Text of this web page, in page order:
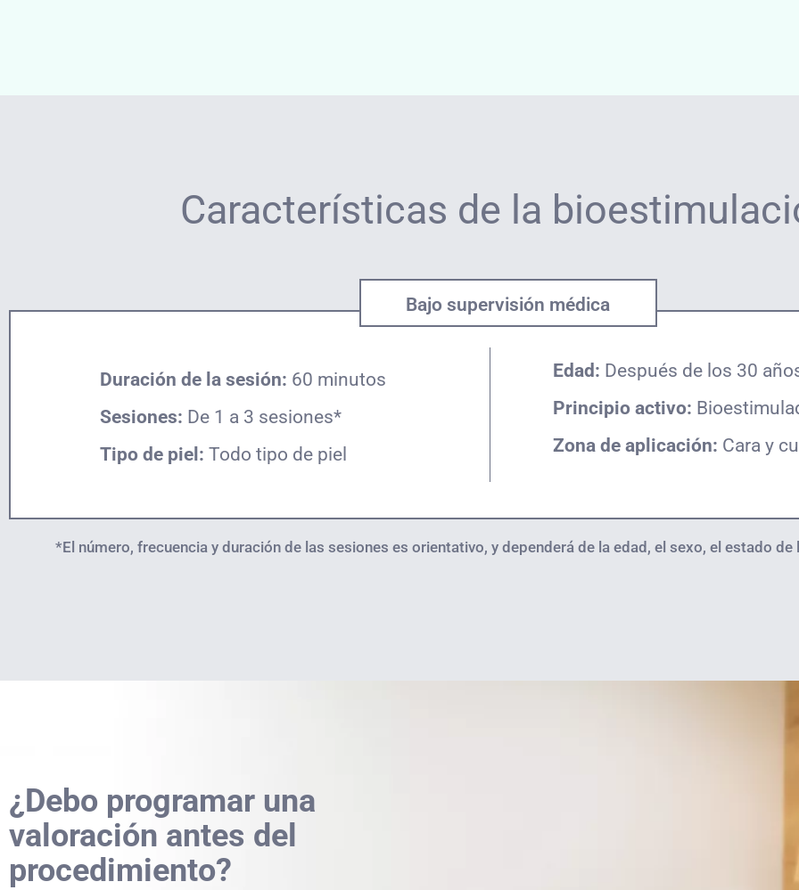
Características de la
Bajo supervisión médica
Duración de la sesión: 60 minutos
Sesiones: De 1 a 3 sesiones*
Tipo de piel: Todo tipo de piel
Edad: Después de los 30
Principio activo:
Zona de aplicación: Cara y
*El número, frecuencia y duración de las sesiones es orientativo, y dependerá de la edad, el sexo, el estado de
¿Debo programar una
valoración antes del
procedimiento?